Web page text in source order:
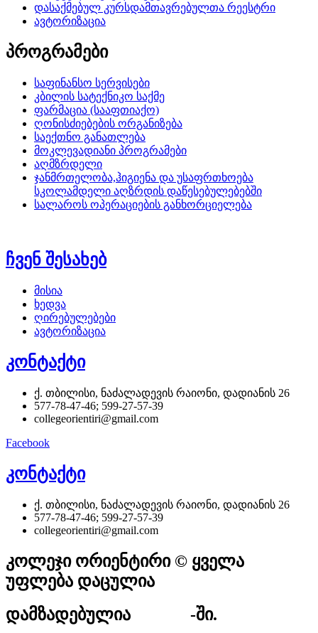
დასაქმებულ კურსდამთავრებულთა რეესტრი
ავტორიზაცია
პროგრამები
საფინანსო სერვისები
კბილის სატექნიკო საქმე
ფარმაცია (სააფთიაქო)
ღონისძიებების ორგანიზება
საექთნო განათლება
მოკლევადიანი პროგრამები
აღმზრდელი
ჯანმრთელობა,ჰიგიენა და უსაფრთხოება
სკოლამდელი აღზრდის დაწესებულებებში
სალაროს ოპერაციების განხორციელება
ჩვენ შესახებ
მისია
ხედვა
ღირებულებები
ავტორიზაცია
კონტაქტი
ქ. თბილისი, ნაძალადევის რაიონი, დადიანის 26
577-78-47-46; 599-27-57-39
collegeorientiri@gmail.com
Facebook
კონტაქტი
ქ. თბილისი, ნაძალადევის რაიონი, დადიანის 26
577-78-47-46; 599-27-57-39
collegeorientiri@gmail.com
კოლეჯი ორიენტირი © ყველა
უფლება დაცულია
დამზადებულია
-ში.